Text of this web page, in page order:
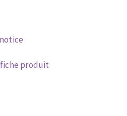
produit